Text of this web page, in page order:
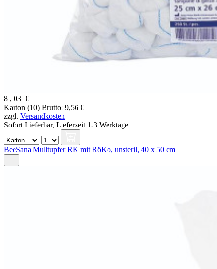
8 , 03 €
Karton (10) Brutto: 9,56 €
zzgl. Versandkosten
Sofort Lieferbar, Lieferzeit 1-3 Werktage
BeeSana Mulltupfer RK mit RöKo, unsteril, 40 x 50 cm